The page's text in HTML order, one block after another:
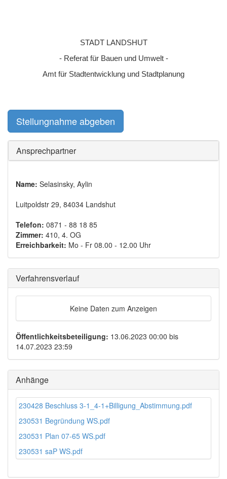
STADT LANDSHUT
- Referat für Bauen und Umwelt -
Amt für Stadtentwicklung und Stadtplanung
Stellungnahme abgeben
Ansprechpartner
Name: Selasinsky, Aylin
Luitpoldstr 29, 84034 Landshut
Telefon: 0871 - 88 18 85
Zimmer: 410, 4. OG
Erreichbarkeit: Mo - Fr 08.00 - 12.00 Uhr
Verfahrensverlauf
Keine Daten zum Anzeigen
Öffentlichkeitsbeteiligung: 13.06.2023 00:00 bis
14.07.2023 23:59
Anhänge
230428 Beschluss 3-1_4-1+Billigung_Abstimmung.pdf
230531 Begründung WS.pdf
230531 Plan 07-65 WS.pdf
230531 saP WS.pdf